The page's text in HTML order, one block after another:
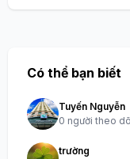
Có thể bạn biết
Tuyến Nguyễn
0 người theo
trường